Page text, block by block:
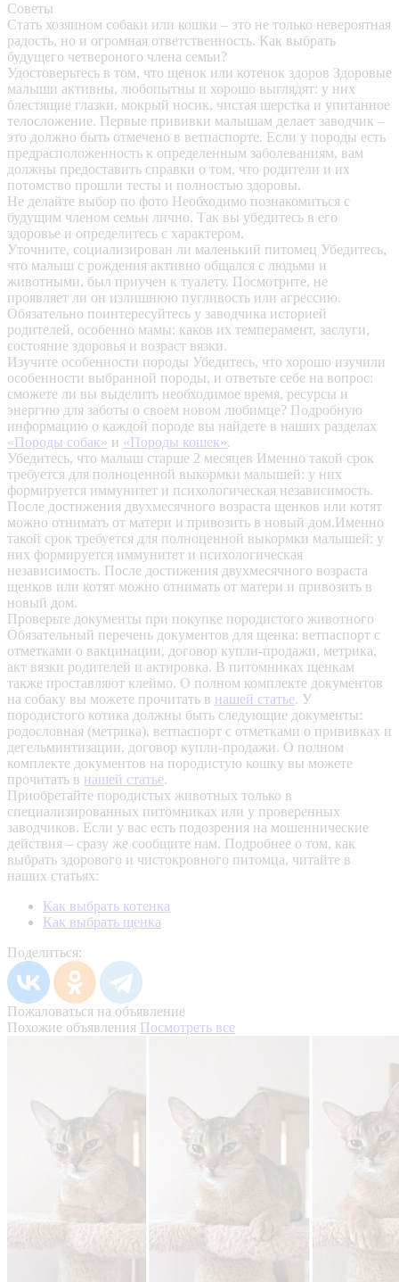
Советы
Стать хозяином собаки или кошки – это не только невероятная
радость, но и огромная ответственность. Как выбрать
будущего четвероного члена семьи?
Удостоверьтесь в том, что щенок или котенок здоров Здоровые
малыши активны, любопытны и хорошо выглядят: у них
блестящие глазки, мокрый носик, чистая шерстка и упитанное
телосложение. Первые прививки малышам делает заводчик –
это должно быть отмечено в ветпаспорте. Если у породы есть
предрасположенность к определенным заболеваниям, вам
должны предоставить справки о том, что родители и их
потомство прошли тесты и полностью здоровы.
Не делайте выбор по фото Необходимо познакомиться с
будущим членом семьи лично. Так вы убедитесь в его
здоровье и определитесь с характером.
Уточните, социализирован ли маленький питомец Убедитесь,
что малыш с рождения активно общался с людьми и
животными, был приучен к туалету. Посмотрите, не
проявляет ли он излишнюю пугливость или агрессию.
Обязательно поинтересуйтесь у заводчика историей
родителей, особенно мамы: каков их темперамент, заслуги,
состояние здоровья и возраст вязки.
Изучите особенности породы Убедитесь, что хорошо изучили
особенности выбранной породы, и ответьте себе на вопрос:
сможете ли вы выделить необходимое время, ресурсы и
энергию для заботы о своем новом любимце? Подробную
информацию о каждой породе вы найдете в наших разделах
«Породы собак» и «Породы кошек».
Убедитесь, что малыш старше 2 месяцев Именно такой срок
требуется для полноценной выкормки малышей: у них
формируется иммунитет и психологическая независимость.
После достижения двухмесячного возраста щенков или котят
можно отнимать от матери и привозить в новый дом.Именно
такой срок требуется для полноценной выкормки малышей: у
них формируется иммунитет и психологическая
независимость. После достижения двухмесячного возраста
щенков или котят можно отнимать от матери и привозить в
новый дом.
Проверьте документы при покупке породистого животного
Обязательный перечень документов для щенка: ветпаспорт с
отметками о вакцинации, договор купли-продажи, метрика,
акт вязки родителей и актировка. В питомниках щенкам
также проставляют клеймо. О полном комплекте документов
на собаку вы можете прочитать в нашей статье. У
породистого котика должны быть следующие документы:
родословная (метрика), ветпаспорт с отметками о прививках и
дегельминтизации, договор купли-продажи. О полном
комплекте документов на породистую кошку вы можете
прочитать в нашей статье.
Приобретайте породистых животных только в
специализированных питомниках или у проверенных
заводчиков. Если у вас есть подозрения на мошеннические
действия – сразу же сообщите нам. Подробнее о том, как
выбрать здорового и чистокровного питомца, читайте в
наших статьях:
Как выбрать котенка
Как выбрать щенка
Поделиться:
Пожаловаться на объявление
Похожие объявления Посмотреть все